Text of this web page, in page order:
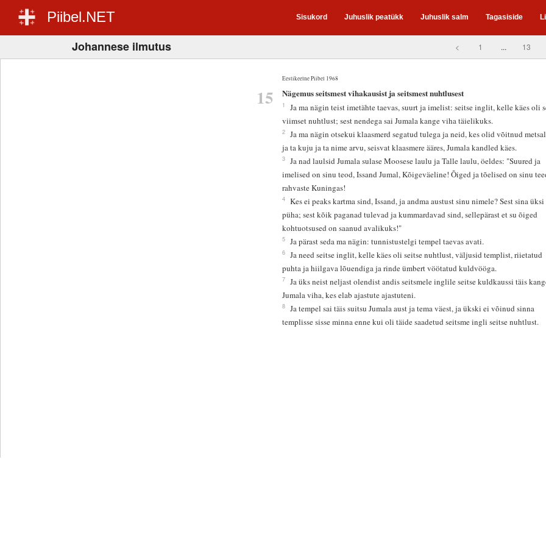
Piibel.NET Sisukord Juhuslik peatükk Juhuslik salm Tagasiside
Johannese ilmutus < 1 ... 13
Eestikeelne Piibel 1968
15 Nägemus seitsmest vihakausist ja seitsmest nuhtlusest
1
Ja ma nägin teist imetähte taevas, suurt ja imelist: seitse inglit, kelle käes oli
viimset nuhtlust; sest nendega sai Jumala kange viha täielikuks.
2
Ja ma nägin otsekui klaasmerd segatud tulega ja neid, kes olid võitnud
ja ta kuju ja ta nime arvu, seisvat klaasmere ääres, Jumala kandled käes.
3
Ja nad laulsid Jumala sulase Moosese laulu ja Talle laulu, öeldes: "Suured ja
imelised on sinu teod, Issand Jumal, Kõigeväeline! Õiged ja tõelised on sinu
rahvaste Kuningas!
4
Kes ei peaks kartma sind, Issand, ja andma austust sinu nimele? Sest sina
püha; sest kõik paganad tulevad ja kummardavad sind, sellepärast et su õiged
kohtuotsused on saanud avalikuks!"
5 Ja pärast seda ma nägin: tunnistustelgi tempel taevas avati.
6
Ja need seitse inglit, kelle käes oli seitse nuhtlust, väljusid templist, riietatud
puhta ja hiilgava lõuendiga ja rinde ümbert vöötatud kuldvööga.
7
Ja üks neist neljast olendist andis seitsmele inglile seitse kuldkaussi täis
Jumala viha, kes elab ajastute ajastuteni.
8
Ja tempel sai täis suitsu Jumala aust ja tema väest, ja ükski ei võinud sinna
templisse sisse minna enne kui oli täide saadetud seitsme ingli seitse nuhtlust.